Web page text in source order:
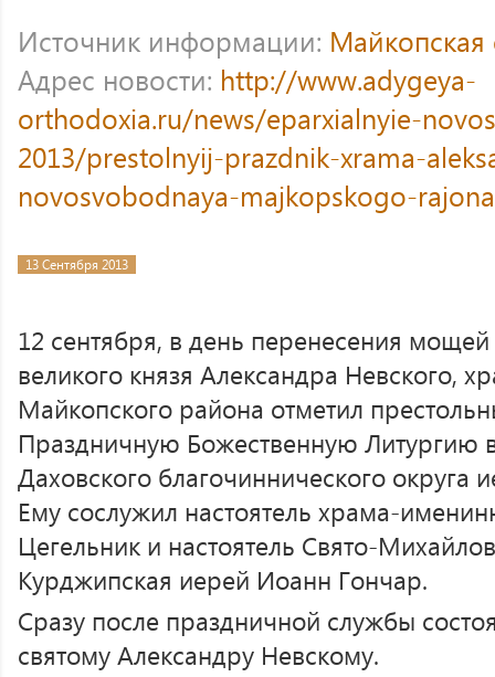
Источник информации: Майкопская
Адрес новости: http://www.adygeya-
orthodoxia.ru/news/eparxialnyie-
2013/prestolnyij-prazdnik-xrama-
novosvobodnaya-majkopskogo-
13 Сентября 2013
12 сентября, в день перенесения мощей
великого князя Александра Невского,
Майкопского района отметил
Праздничную Божественную Литургию
Даховского благочиннического округа
Ему сослужил настоятель храма-
Цегельник и настоятель Свято-
Курджипская иерей Иоанн Гончар.
Сразу после праздничной службы
святому Александру Невскому.